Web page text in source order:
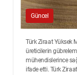
Güncel
Türk Ziraat Yüksek
üreticilerin
mühendislerince
ifade etti. Türk